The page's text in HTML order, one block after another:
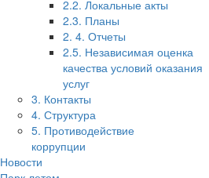
2.2. Локальные акты
2.3. Планы
2. 4. Отчеты
2.5. Независимая оценка
качества условий оказания
услуг
3. Контакты
4. Структура
5. Противодействие
коррупции
Новости